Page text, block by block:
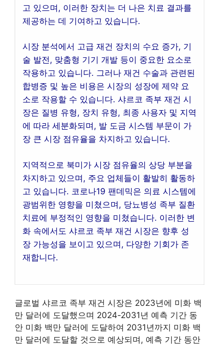
고 있으며, 이러한 장치는 더 나은 치료 결과를
제공하는 데 기여하고 있습니다.
시장 분석에서 고급 재건 장치의 수요 증가, 기
술 발전, 맞춤형 기기 개발 등이 중요한 요소로
작용하고 있습니다. 그러나 재건 수술과 관련된
합병증 및 높은 비용은 시장의 성장에 제약 요
소로 작용할 수 있습니다. 샤르코 족부 재건 시
장은 질병 유형, 장치 유형, 최종 사용자 및 지역
에 따라 세분화되며, 발 도금 시스템 부문이 가
장 큰 시장 점유율을 차지하고 있습니다.
지역적으로 북미가 시장 점유율의 상당 부분을
차지하고 있으며, 주요 업체들이 활발히 활동하
고 있습니다. 코로나19 팬데믹은 의료 시스템에
광범위한 영향을 미쳤으며, 당뇨병성 족부 질환
치료에 부정적인 영향을 미쳤습니다. 이러한 변
화 속에서도 샤르코 족부 재건 시장은 향후 성
장 가능성을 보이고 있으며, 다양한 기회가 존
재합니다.
글로벌 샤르코 족부 재건 시장은 2023년에 미화 백
만 달러에 도달했으며 2024-2031년 예측 기간 동
안 미화 백만 달러에 도달하여 2031년까지 미화 백
만 달러에 도달할 것으로 예상되며, 예측 기간 동안